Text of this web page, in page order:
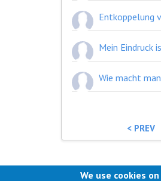
< PREV
We use cookies